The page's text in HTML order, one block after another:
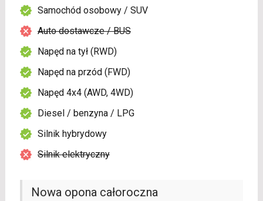
Nowa opona całoroczna
Samochód osobowy / SUV
Auto dostawcze / BUS
Napęd na tył (RWD)
Napęd na przód (FWD)
Napęd 4x4 (AWD, 4WD)
Diesel / benzyna / LPG
Silnik hybrydowy
Silnik elektryczny